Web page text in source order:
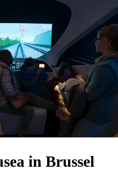
in Brussel